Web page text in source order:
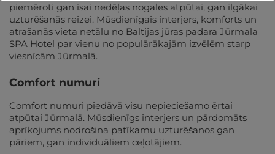
piemēroti gan īsai nedēļas nogales atpūtai, gan ilgākai
uzturēšanās reizei. Mūsdienīgais interjers, komforts un
atrašanās vieta netālu no Baltijas jūras padara Jūrmala
SPA Hotel par vienu no populārākajām izvēlēm starp
viesnīcām Jūrmalā.
Comfort numuri
Comfort numuri piedāvā visu nepieciešamo ērtai
atpūtai Jūrmalā. Mūsdienīgs interjers un pārdomāts
aprīkojums nodrošina patīkamu uzturēšanos gan
pāriem, gan individuāliem ceļotājiem.